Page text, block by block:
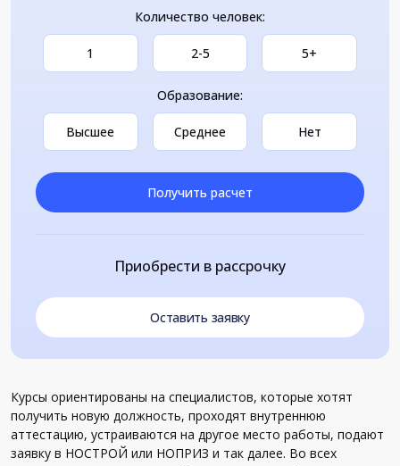
Количество человек:
1 2-5 5+
Образование:
Высшее Среднее Нет
Получить расчет
Приобрести в рассрочку
Оставить заявку
Курсы ориентированы на специалистов, которые хотят
получить новую должность, проходят внутреннюю
аттестацию, устраиваются на другое место работы, подают
заявку в НОСТРОЙ или НОПРИЗ и так далее. Во всех